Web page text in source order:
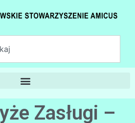
Zasługi –